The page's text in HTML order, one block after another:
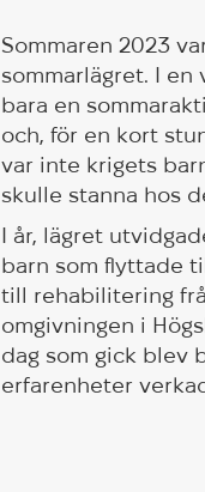
Sommaren 2023
sommarlägret. I
bara en
och, för en kort
var inte krigets
skulle stanna hos
I år, lägret
barn som flyttade
till rehabilitering
omgivningen i
dag som gick blev
erfarenheter